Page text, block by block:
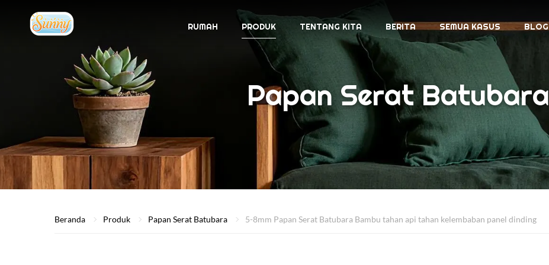
RUMAH PRODUK TENTANG KITA BERITA SEMUA KASUS BLOG
Papan Serat Batubara
Beranda Produk Papan Serat Batubara 5-8mm Papan Serat Batubara Bambu tahan api tahan kelembaban panel dinding